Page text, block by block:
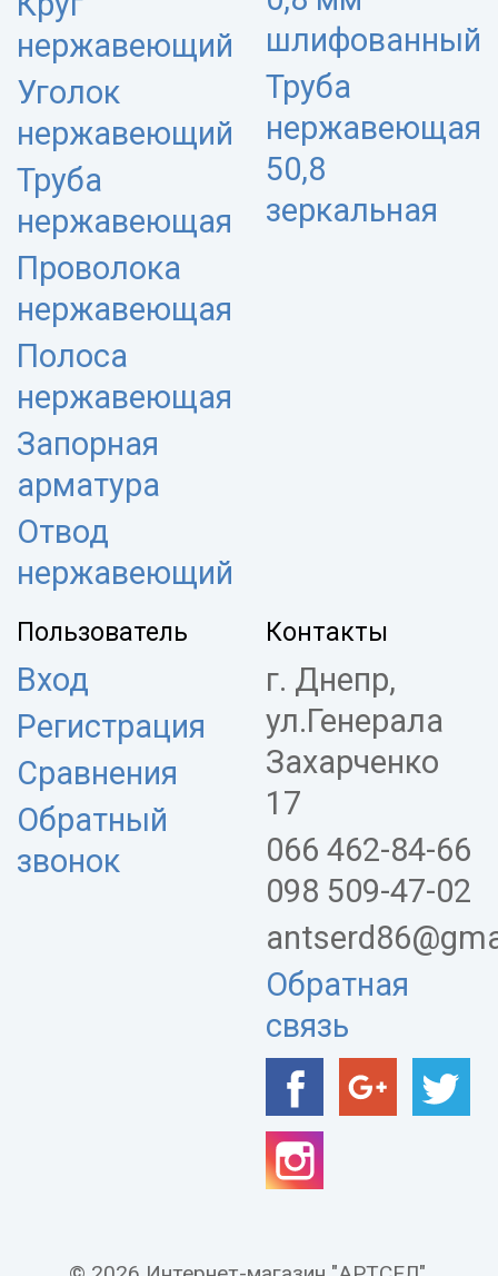
нержавеющий
Уголок
нержавеющий
Труба
нержавеющая
Проволока
нержавеющая
Полоса
нержавеющая
Запорная
арматура
Отвод
нержавеющий
шлифованный
Труба
нержавеющая
50,8
зеркальная
Пользователь
Вход
Регистрация
Сравнения
Обратный
звонок
Контакты
г. Днепр,
ул.Генерала
Захарченко
17
066 462-84-66
098 509-47-02
Обратная
связь